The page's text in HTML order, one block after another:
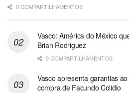
0 COMPARTILHAMENTOS
Vasco: América do México
Brian Rodriguez
0 COMPARTILHAMENTOS
Vasco apresenta garantias
compra de Facundo Colidio